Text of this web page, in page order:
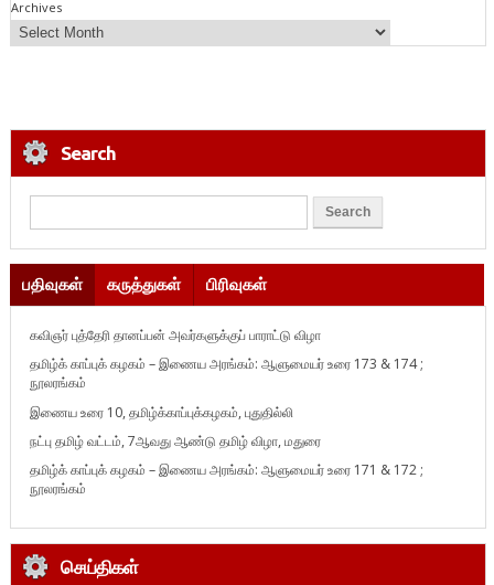
Archives
Search
பதிவுகள் கருத்துகள் பிரிவுகள்
கவிஞர் புத்தேரி தானப்பன் அவர்களுக்குப் பாராட்டு விழா
தமிழ்க் காப்புக் கழகம் – இணைய அரங்கம்: ஆளுமையர் உரை 173 & 174 ;
நூலரங்கம்
இணைய உரை 10, தமிழ்க்காப்புக்கழகம், புதுதில்லி
நட்பு தமிழ் வட்டம், 7ஆவது ஆண்டு தமிழ் விழா, மதுரை
தமிழ்க் காப்புக் கழகம் – இணைய அரங்கம்: ஆளுமையர் உரை 171 & 172 ;
நூலரங்கம்
செய்திகள்